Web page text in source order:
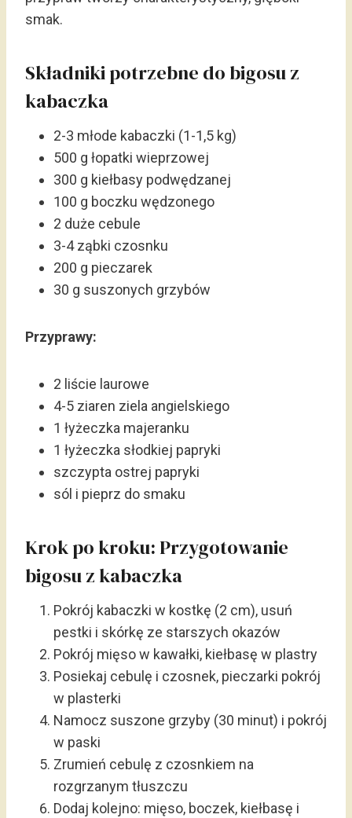
smak.
Składniki potrzebne do bigosu z
kabaczka
2-3 młode kabaczki (1-1,5 kg)
500 g łopatki wieprzowej
300 g kiełbasy podwędzanej
100 g boczku wędzonego
2 duże cebule
3-4 ząbki czosnku
200 g pieczarek
30 g suszonych grzybów
Przyprawy:
2 liście laurowe
4-5 ziaren ziela angielskiego
1 łyżeczka majeranku
1 łyżeczka słodkiej papryki
szczypta ostrej papryki
sól i pieprz do smaku
Krok po kroku: Przygotowanie
bigosu z kabaczka
Pokrój kabaczki w kostkę (2 cm), usuń
pestki i skórkę ze starszych okazów
Pokrój mięso w kawałki, kiełbasę w plastry
Posiekaj cebulę i czosnek, pieczarki pokrój
w plasterki
Namocz suszone grzyby (30 minut) i pokrój
w paski
Zrumień cebulę z czosnkiem na
rozgrzanym tłuszczu
Dodaj kolejno: mięso, boczek, kiełbasę i